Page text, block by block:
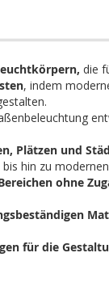
die
, indem
Plätzen und
hin zu
ohne
für die